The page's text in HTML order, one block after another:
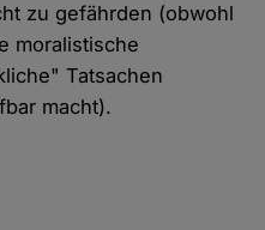
zu gefährden (obwohl
moralistische
Tatsachen
macht).